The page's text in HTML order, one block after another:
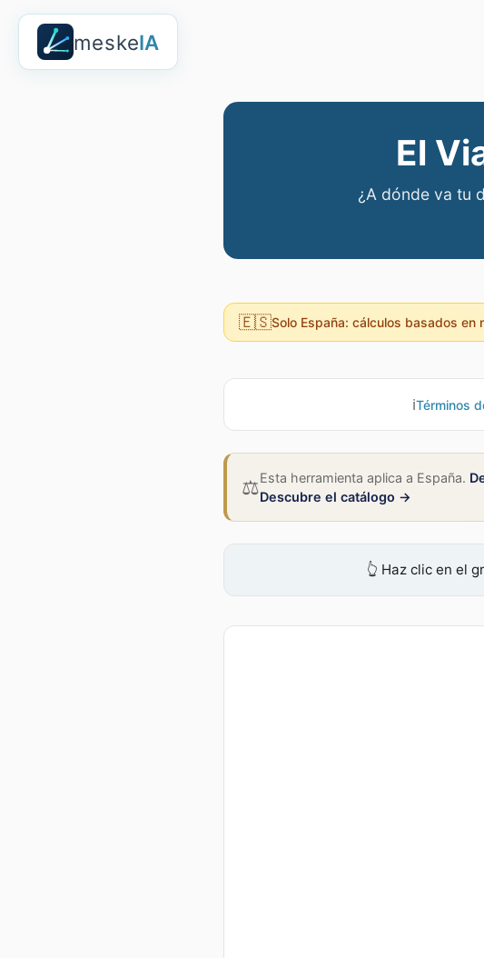
meskeIA
El
¿A dónde va tu
🇪🇸Solo España: cálculos basados en
ℹ️Términos
⚖️Esta herramienta aplica a España.
Descubre el catálogo →
👆 Haz clic en el